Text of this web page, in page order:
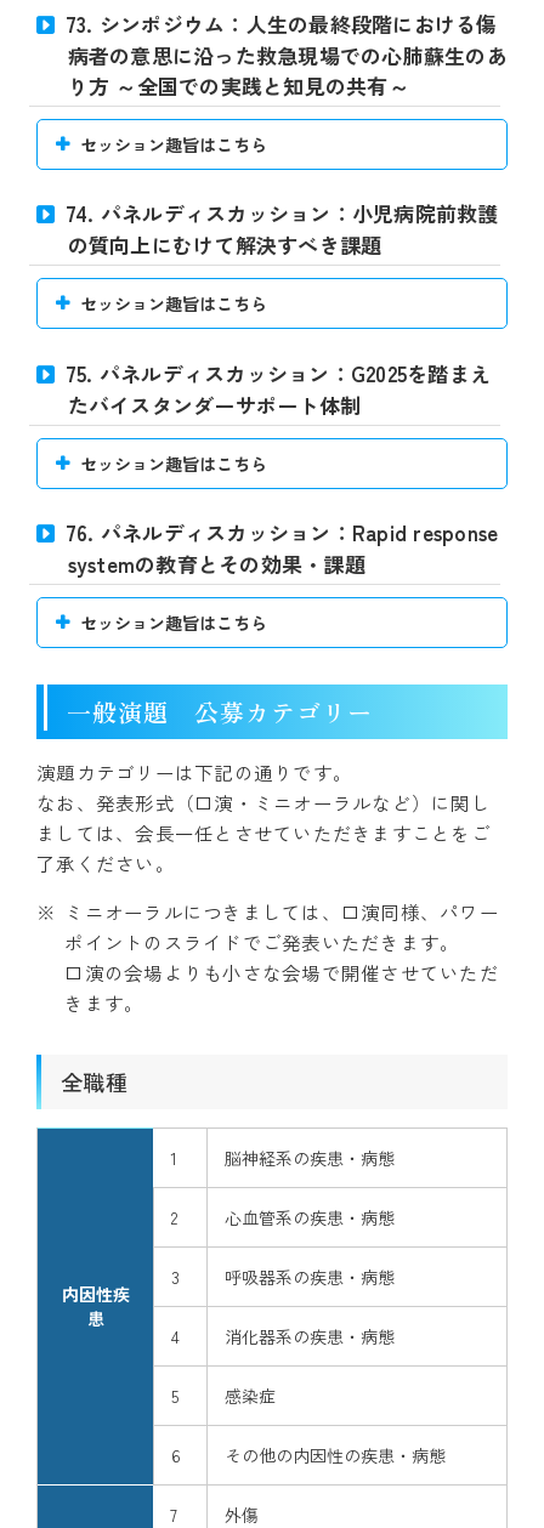
73. シンポジウム：人生の最終段階における傷
病者の意思に沿った救急現場での心肺蘇生のあ
り方 ～全国での実践と知見の共有～
セッション趣旨はこちら
74. パネルディスカッション：小児病院前救護
の質向上にむけて解決すべき課題
セッション趣旨はこちら
75. パネルディスカッション：G2025を踏まえ
たバイスタンダーサポート体制
セッション趣旨はこちら
76. パネルディスカッション：Rapid response
systemの教育とその効果・課題
セッション趣旨はこちら
一般演題 公募カテゴリー
演題カテゴリーは下記の通りです。
なお、発表形式（口演・ミニオーラルなど）に関し
ましては、会長一任とさせていただきますことをご
了承ください。
ミニオーラルにつきましては、口演同様、パワー
ポイントのスライドでご発表いただきます。
口演の会場よりも小さな会場で開催させていただ
きます。
全職種
内因性疾
患
1 脳神経系の疾患・病態
2 心血管系の疾患・病態
3 呼吸器系の疾患・病態
4 消化器系の疾患・病態
5 感染症
6 その他の内因性の疾患・病態
7 外傷